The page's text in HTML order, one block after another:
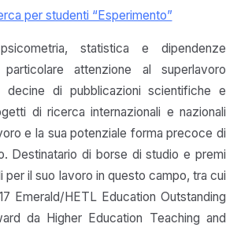
per studenti “Esperimento”
statistica e dipendenze
attenzione al superlavoro
decine di pubblicazioni scientifiche e
di ricerca internazionali e nazionali
e la sua potenziale forma precoce di
Destinatario di borse di studio e premi
per il suo lavoro in questo campo, tra cui
Emerald/HETL Education Outstanding
da Higher Education Teaching and